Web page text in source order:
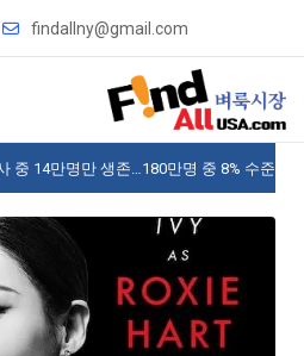
findallny@gmail.com
사이버 한국외국어대 미주글로벌센터 뉴욕